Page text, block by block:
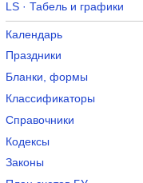
LS · Табель и графики
Календарь
Праздники
Бланки, формы
Классификаторы
Справочники
Кодексы
Законы